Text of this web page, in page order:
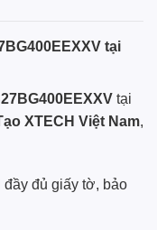
tại
tại
XTECH Việt Nam,
đủ giấy tờ, bảo